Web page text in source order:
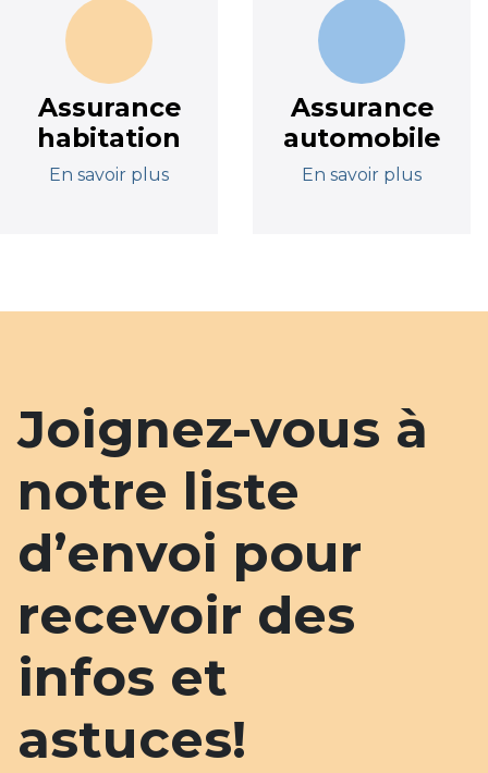
Assurance
habitation
En savoir plus
Assurance
automobile
En savoir plus
Joignez-vous à
notre liste
d’envoi pour
recevoir des
infos et
astuces!